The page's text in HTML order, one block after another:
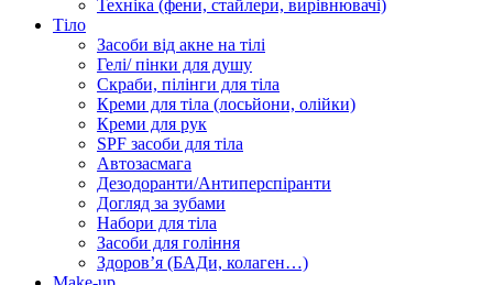
Техніка (фени, стайлери, вирівнювачі)
Тіло
Засоби від акне на тілі
Гелі/ пінки для душу
Скраби, пілінги для тіла
Креми для тіла (лосьйони, олійки)
Креми для рук
SPF засоби для тіла
Автозасмага
Дезодоранти/Антиперспіранти
Догляд за зубами
Набори для тіла
Засоби для гоління
Здоровʼя (БАДи, колаген…)